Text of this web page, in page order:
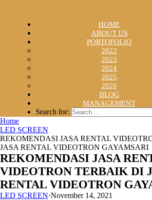
HOME
ABOUT US
PORTOFOLIO
2022
2023
2024
2025
2026
BLOG
MANAGEMENT
Search for:
Home
LED SCREEN
REKOMENDASI JASA RENTAL
JASA RENTAL VIDEOTRON GAYAMSARI
REKOMENDASI JASA
VIDEOTRON TERBAIK DI
RENTAL VIDEOTRON
LED SCREEN·November 14, 2021